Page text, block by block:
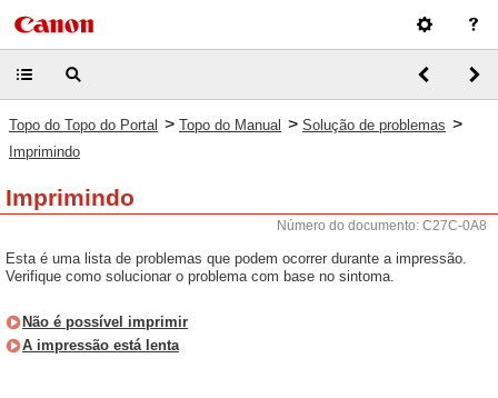
Topo do Topo do Portal > Topo do Manual > Solução de problemas >
Imprimindo
Imprimindo
Número do documento: C27C-0A8
Esta é uma lista de problemas que podem ocorrer durante a impressão.
Verifique como solucionar o problema com base no sintoma.
Não é possível imprimir
A impressão está lenta